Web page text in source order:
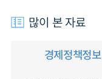
많이 본 자료
경제정책정보